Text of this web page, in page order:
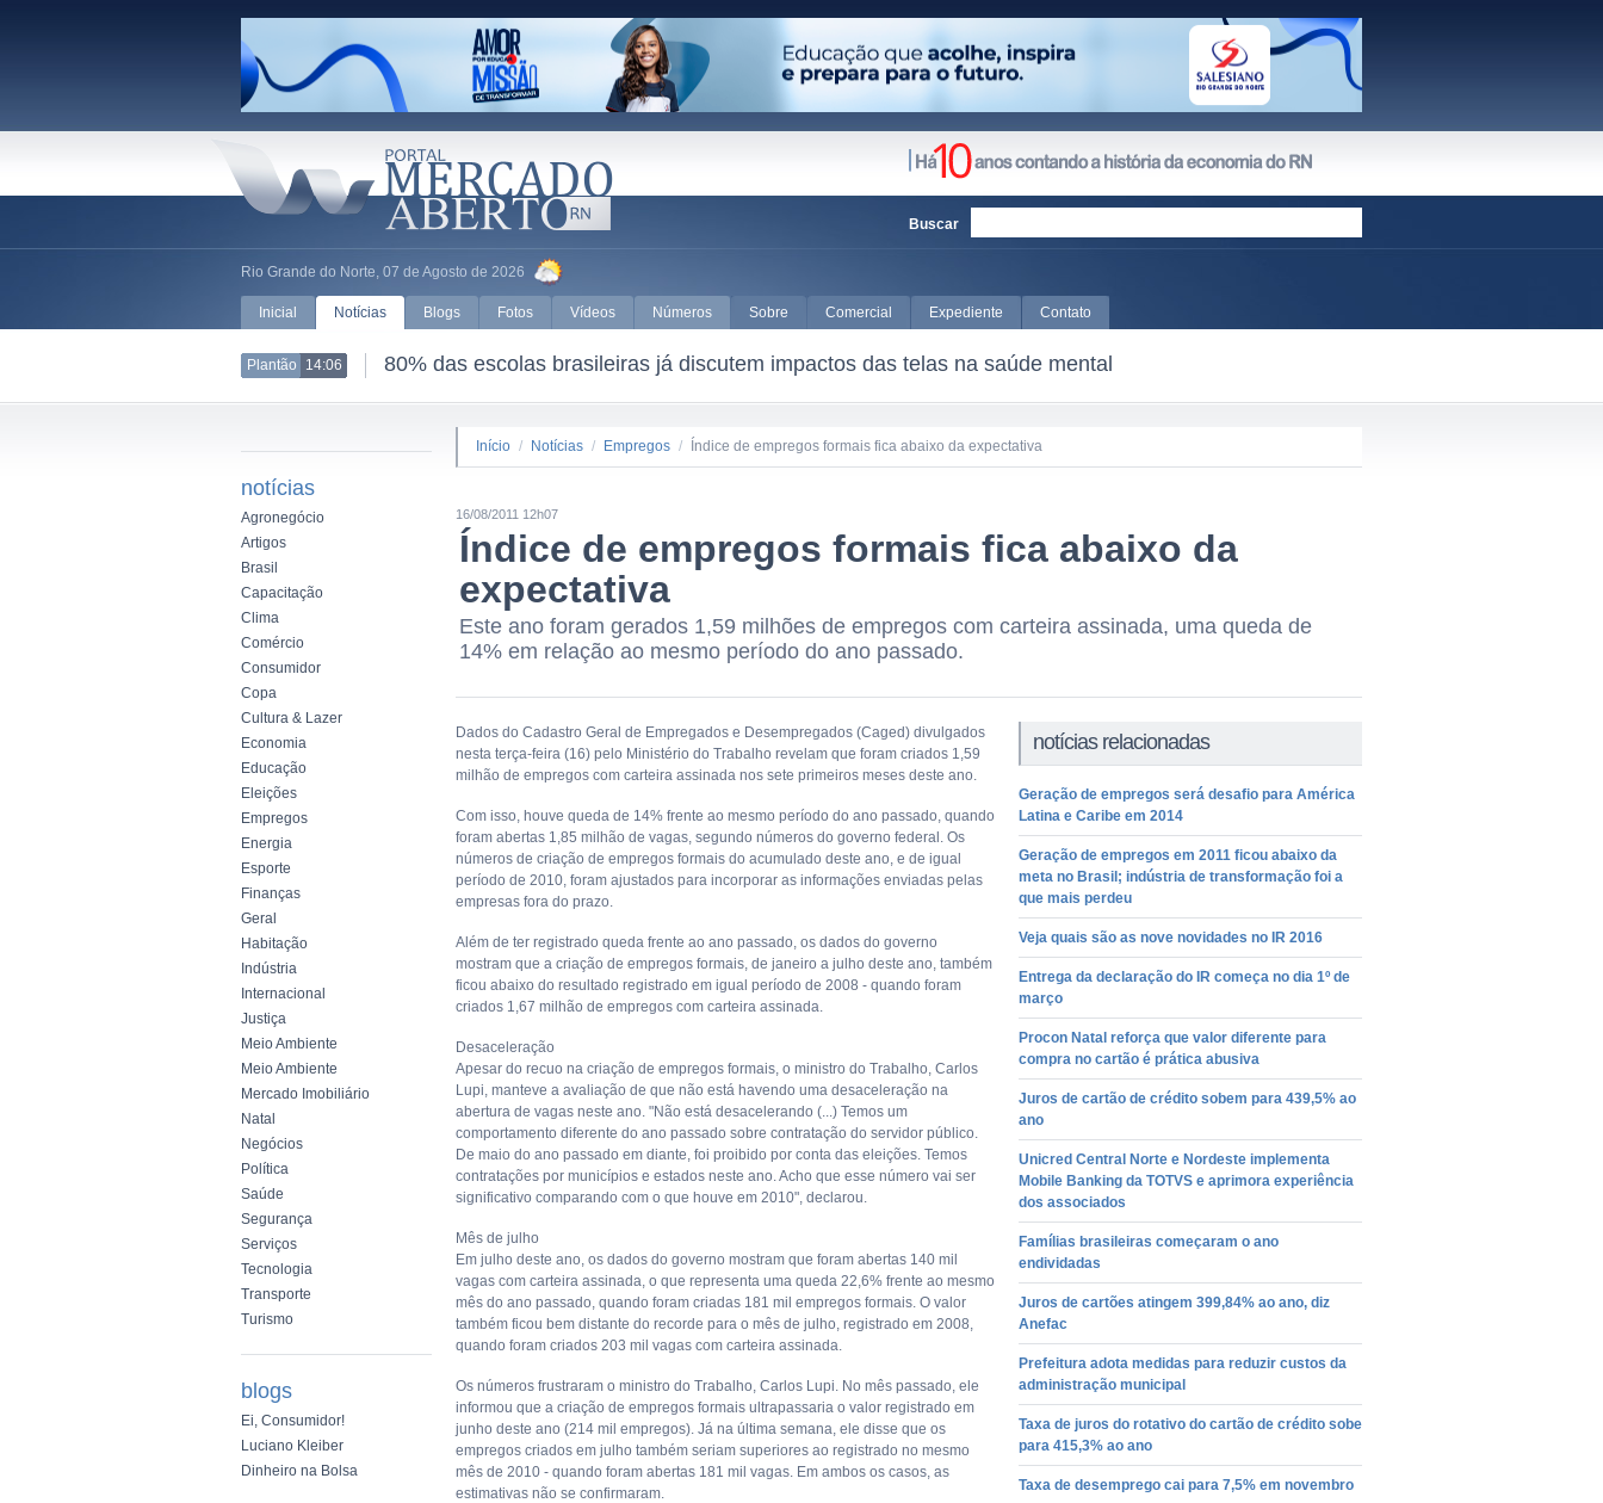
Rio Grande do Norte, 07 de Agosto de 2026
Buscar
Inicial Notícias Blogs Fotos Vídeos Números Sobre Comercial Expediente Contato
Plantão 14:06 80% das escolas brasileiras já discutem impactos das telas na saúde mental
notícias
Agronegócio
Artigos
Brasil
Capacitação
Clima
Comércio
Consumidor
Copa
Cultura & Lazer
Economia
Educação
Eleições
Empregos
Energia
Esporte
Finanças
Geral
Habitação
Indústria
Internacional
Justiça
Meio Ambiente
Meio Ambiente
Mercado Imobiliário
Natal
Negócios
Política
Saúde
Segurança
Serviços
Tecnologia
Transporte
Turismo
blogs
Ei, Consumidor!
Luciano Kleiber
Dinheiro na Bolsa
Início / Notícias / Empregos / Índice de empregos formais fica abaixo da expectativa
16/08/2011 12h07
Índice de empregos formais fica abaixo da
expectativa
Este ano foram gerados 1,59 milhões de empregos com carteira assinada, uma queda de
14% em relação ao mesmo período do ano passado.
notícias relacionadas
Geração de empregos será desafio para América
Latina e Caribe em 2014
Geração de empregos em 2011 ficou abaixo da
meta no Brasil; indústria de transformação foi a
que mais perdeu
Veja quais são as nove novidades no IR 2016
Entrega da declaração do IR começa no dia 1º de
março
Procon Natal reforça que valor diferente para
compra no cartão é prática abusiva
Juros de cartão de crédito sobem para 439,5% ao
ano
Unicred Central Norte e Nordeste implementa
Mobile Banking da TOTVS e aprimora experiência
dos associados
Famílias brasileiras começaram o ano
endividadas
Juros de cartões atingem 399,84% ao ano, diz
Anefac
Prefeitura adota medidas para reduzir custos da
administração municipal
Taxa de juros do rotativo do cartão de crédito sobe
para 415,3% ao ano
Taxa de desemprego cai para 7,5% em novembro
Dados do Cadastro Geral de Empregados e Desempregados (Caged) divulgados
nesta terça-feira (16) pelo Ministério do Trabalho revelam que foram criados 1,59
milhão de empregos com carteira assinada nos sete primeiros meses deste ano.
Com isso, houve queda de 14% frente ao mesmo período do ano passado, quando
foram abertas 1,85 milhão de vagas, segundo números do governo federal. Os
números de criação de empregos formais do acumulado deste ano, e de igual
período de 2010, foram ajustados para incorporar as informações enviadas pelas
empresas fora do prazo.
Além de ter registrado queda frente ao ano passado, os dados do governo
mostram que a criação de empregos formais, de janeiro a julho deste ano, também
ficou abaixo do resultado registrado em igual período de 2008 - quando foram
criados 1,67 milhão de empregos com carteira assinada.
Desaceleração
Apesar do recuo na criação de empregos formais, o ministro do Trabalho, Carlos
Lupi, manteve a avaliação de que não está havendo uma desaceleração na
abertura de vagas neste ano. "Não está desacelerando (...) Temos um
comportamento diferente do ano passado sobre contratação do servidor público.
De maio do ano passado em diante, foi proibido por conta das eleições. Temos
contratações por municípios e estados neste ano. Acho que esse número vai ser
significativo comparando com o que houve em 2010", declarou.
Mês de julho
Em julho deste ano, os dados do governo mostram que foram abertas 140 mil
vagas com carteira assinada, o que representa uma queda 22,6% frente ao mesmo
mês do ano passado, quando foram criadas 181 mil empregos formais. O valor
também ficou bem distante do recorde para o mês de julho, registrado em 2008,
quando foram criados 203 mil vagas com carteira assinada.
Os números frustraram o ministro do Trabalho, Carlos Lupi. No mês passado, ele
informou que a criação de empregos formais ultrapassaria o valor registrado em
junho deste ano (214 mil empregos). Já na última semana, ele disse que os
empregos criados em julho também seriam superiores ao registrado no mesmo
mês de 2010 - quando foram abertas 181 mil vagas. Em ambos os casos, as
estimativas não se confirmaram.